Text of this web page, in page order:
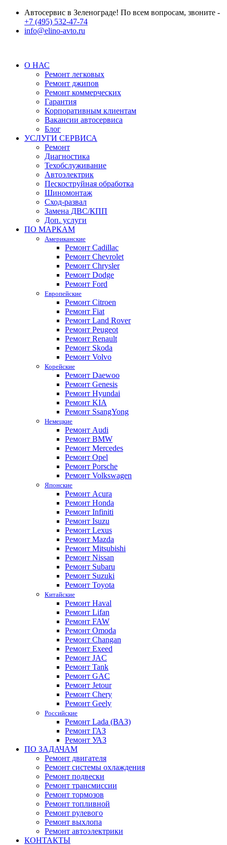
Автосервис в Зеленограде! По всем вопросам, звоните -
+7 (495) 532-47-74
info@elino-avto.ru
О НАС
Ремонт легковых
Ремонт джипов
Ремонт коммерческих
Гарантия
Корпоративным клиентам
Вакансии автосервиса
Блог
УСЛУГИ СЕРВИСА
Ремонт
Диагностика
Техобслуживание
Автоэлектрик
Пескоструйная обработка
Шиномонтаж
Сход-развал
Замена ДВС/КПП
Доп. услуги
ПО МАРКАМ
Американские
Ремонт Cadillac
Ремонт Chevrolet
Ремонт Chrysler
Ремонт Dodge
Ремонт Ford
Европейские
Ремонт Citroen
Ремонт Fiat
Ремонт Land Rover
Ремонт Peugeot
Ремонт Renault
Ремонт Skoda
Ремонт Volvo
Корейские
Ремонт Daewoo
Ремонт Genesis
Ремонт Hyundai
Ремонт KIA
Ремонт SsangYong
Немецкие
Ремонт Audi
Ремонт BMW
Ремонт Mercedes
Ремонт Opel
Ремонт Porsche
Ремонт Volkswagen
Японские
Ремонт Acura
Ремонт Honda
Ремонт Infiniti
Ремонт Isuzu
Ремонт Lexus
Ремонт Mazda
Ремонт Mitsubishi
Ремонт Nissan
Ремонт Subaru
Ремонт Suzuki
Ремонт Toyota
Китайские
Ремонт Haval
Ремонт Lifan
Ремонт FAW
Ремонт Omoda
Ремонт Changan
Ремонт Exeed
Ремонт JAC
Ремонт Tank
Ремонт GAC
Ремонт Jetour
Ремонт Chery
Ремонт Geely
Российские
Ремонт Lada (ВАЗ)
Ремонт ГАЗ
Ремонт УАЗ
ПО ЗАДАЧАМ
Ремонт двигателя
Ремонт системы охлаждения
Ремонт подвески
Ремонт трансмиссии
Ремонт тормозов
Ремонт топливной
Ремонт рулевого
Ремонт выхлопа
Ремонт автоэлектрики
КОНТАКТЫ